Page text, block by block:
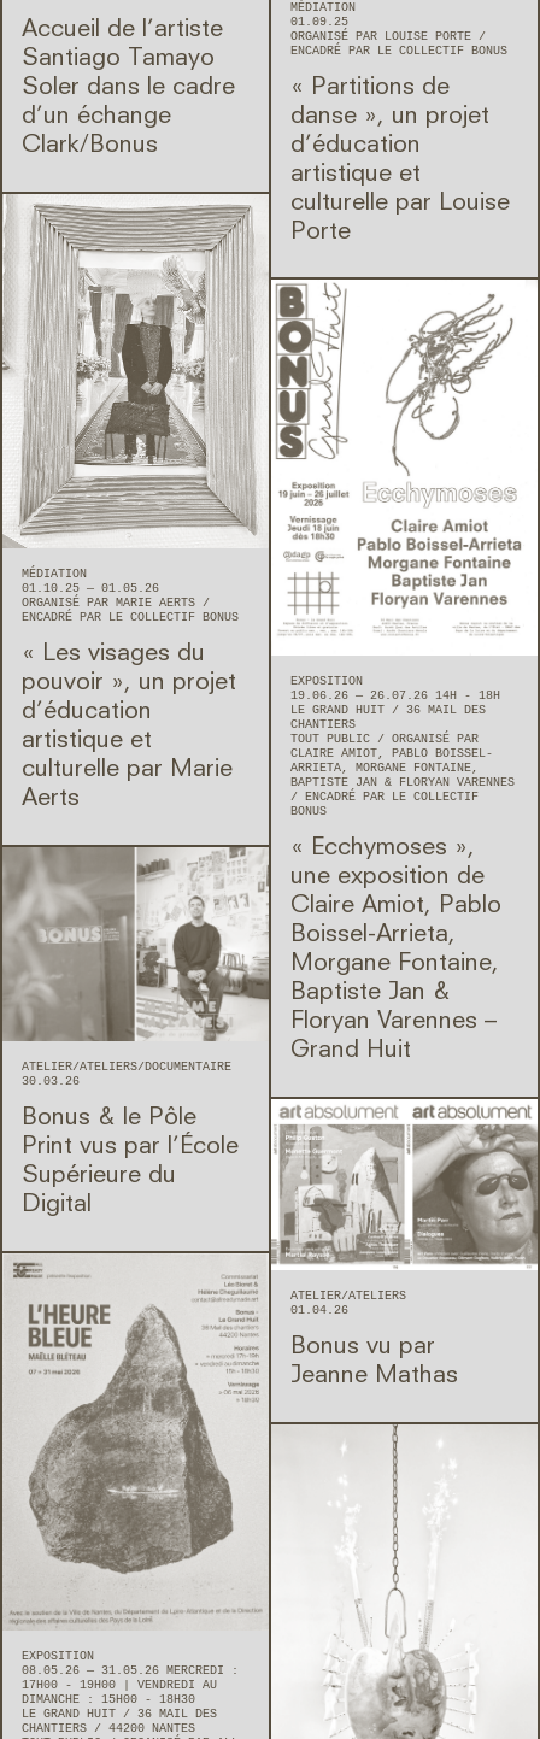
Accueil de l’artiste
Santiago Tamayo
Soler dans le cadre
d’un échange
Clark/Bonus
MÉDIATION
01.09.25
ORGANISÉ PAR LOUISE PORTE
ENCADRÉ PAR LE COLLECTIF BONUS
« Partitions de
danse », un projet
d’éducation
artistique et
culturelle par Louise
Porte
MÉDIATION
01.10.25 — 01.05.26
ORGANISÉ PAR MARIE AERTS
ENCADRÉ PAR LE COLLECTIF BONUS
« Les visages du
pouvoir », un projet
d’éducation
artistique et
culturelle par Marie
Aerts
EXPOSITION
19.06.26 — 26.07.26 14H - 18H
LE GRAND HUIT
36 MAIL DES
CHANTIERS
TOUT PUBLIC
ORGANISÉ PAR
CLAIRE AMIOT, PABLO BOISSEL-
ARRIETA, MORGANE FONTAINE,
BAPTISTE JAN & FLORYAN VARENNES
ENCADRÉ PAR LE COLLECTIF
BONUS
« Ecchymoses »,
une exposition de
Claire Amiot, Pablo
Boissel-Arrieta,
Morgane Fontaine,
Baptiste Jan &
Floryan Varennes –
Grand Huit
ATELIER ATELIERS
DOCUMENTAIRE
30.03.26
Bonus & le Pôle
Print vus par l’École
Supérieure du
Digital
ATELIER ATELIERS
01.04.26
Bonus vu par
Jeanne Mathas
EXPOSITION
08.05.26 — 31.05.26 MERCREDI :
17H00 - 19H00 | VENDREDI AU
DIMANCHE : 15H00 - 18H30
LE GRAND HUIT
36 MAIL DES
CHANTIERS
44200 NANTES